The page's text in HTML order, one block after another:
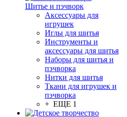
Шитье и пэчворк
Аксессуары для
игрушек
Иглы для шитья
Инструменты и
аксессуары для шитья
Наборы для шитья и
пэчворка
Нитки для шитья
Ткани для игрушек и
пэчворка
+ ЕЩЕ 1